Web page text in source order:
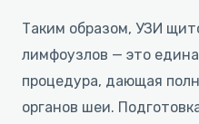
Таким образом, УЗИ
лимфоузлов — это
процедура, дающая
органов шеи.